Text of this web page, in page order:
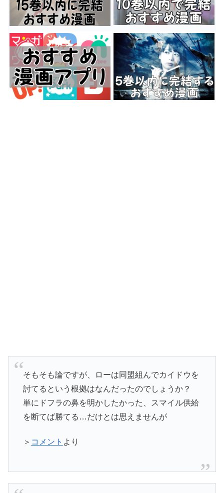
そもそも論ですが、ローは同盟組んでカイドウを
討てるという根拠はなんだったのでしょうか？
単にドフラの鼻を明かしたかった、スマイル供給
を断てば勝てる…だけとは思えませんが
＞ コメント より